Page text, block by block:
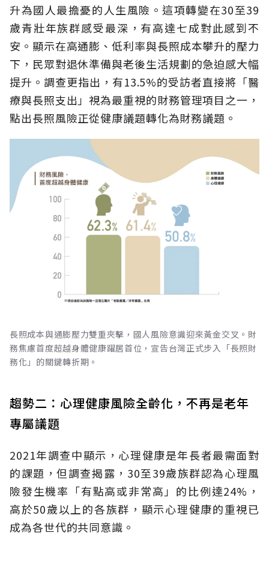
升為國人最擔憂的人生風險。這項轉變在30至39
歲青壯年族群感受最深，有高達七成對此感到不
安。顯示在高通膨、低利率與長照成本攀升的壓力
下，民眾對退休準備與老後生活規劃的急迫感大幅
提升。調查更指出，有13.5%的受訪者直接將「醫
療與長照支出」視為最重視的財務管理項目之一，
點出長照風險正從健康議題轉化為財務議題。
長照成本與通膨壓力雙重夾擊，國人風險意識迎來黃金交叉。財
務焦慮首度超越身體健康躍居首位，宣告台灣正式步入「長照財
務化」的關鍵轉折期。
趨勢二：心理健康風險全齡化，不再是老年
專屬議題
2021年調查中顯示，心理健康是年長者最需面對
的課題，但調查揭露，30至39歲族群認為心理風
險發生機率「有點高或非常高」的比例達24%，
高於50歲以上的各族群，顯示心理健康的重視已
成為各世代的共同意識。